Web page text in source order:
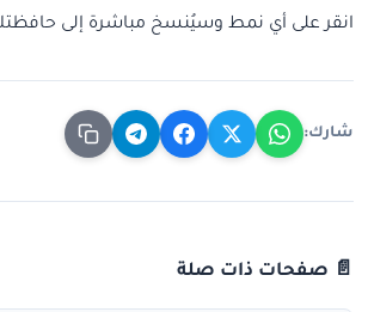
انقر على أي نمط وسيُنسخ مباشرة إلى
شارك:
📄 صفحات ذات صلة